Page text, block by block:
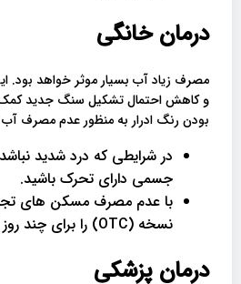
درمان خانگی
مصرف زیاد آب بسیار موثر خواهد بود.
و کاهش احتمال تشکیل سنگ جدید
بودن رنگ ادرار به منظور عدم مصرف
در شرایطی که درد شدید
جسمی دارای تحرک باشید.
با عدم مصرف مسکن های
نسخه (OTC) را برای چند روز امتحان کنید.
درمان پزشکی